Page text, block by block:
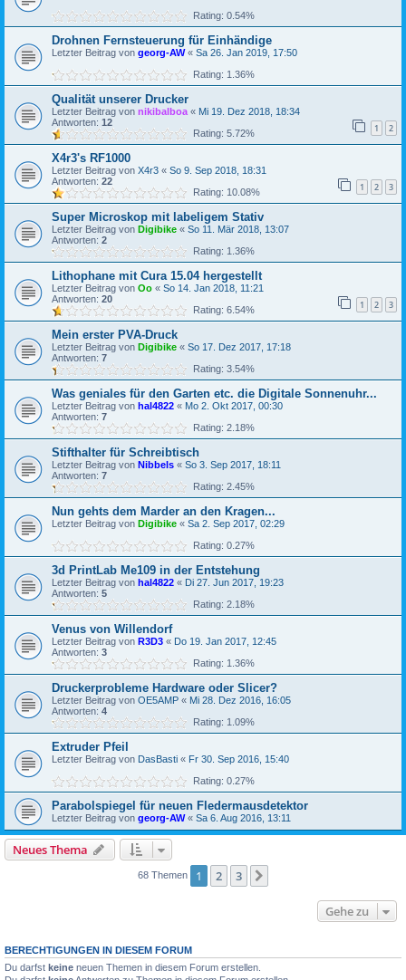
Rating: 0.54%
Drohnen Fernsteuerung für Einhändige
Letzter Beitrag von georg-AW« Sa 26. Jan 2019, 17:50
Rating: 1.36%
Qualität unserer Drucker
Letzter Beitrag von nikibalboa « Mi 19. Dez 2018, 18:34
Antworten: 12 1 2
Rating: 5.72%
X4r3's RF1000
Letzter Beitrag von X4r3 « So 9. Sep 2018, 18:31
Antworten: 22 1 2 3
Rating: 10.08%
Super Microskop mit labeligem Stativ
Letzter Beitrag von Digibike « So 11. Mär 2018, 13:07
Antworten: 2
Rating: 1.36%
Lithophane mit Cura 15.04 hergestellt
Letzter Beitrag von Oo « So 14. Jan 2018, 11:21
Antworten: 20 1 2 3
Rating: 6.54%
Mein erster PVA-Druck
Letzter Beitrag von Digibike « So 17. Dez 2017, 17:18
Antworten: 7
Rating: 3.54%
Was geniales für den Garten etc. die Digitale Sonnenuhr...
Letzter Beitrag von hal4822 « Mo 2. Okt 2017, 00:30
Antworten: 7
Rating: 2.18%
Stifthalter für Schreibtisch
Letzter Beitrag von Nibbels « So 3. Sep 2017, 18:11
Antworten: 7
Rating: 2.45%
Nun gehts dem Marder an den Kragen...
Letzter Beitrag von Digibike « Sa 2. Sep 2017, 02:29
Rating: 0.27%
3d PrintLab Me109 in der Entstehung
Letzter Beitrag von hal4822 « Di 27. Jun 2017, 19:23
Antworten: 5
Rating: 2.18%
Venus von Willendorf
Letzter Beitrag von R3D3 « Do 19. Jan 2017, 12:45
Antworten: 3
Rating: 1.36%
Druckerprobleme Hardware oder Slicer?
Letzter Beitrag von OE5AMP « Mi 28. Dez 2016, 16:05
Antworten: 4
Rating: 1.09%
Extruder Pfeil
Letzter Beitrag von DasBasti « Fr 30. Sep 2016, 15:40
Rating: 0.27%
Parabolspiegel für neuen Fledermausdetektor
Letzter Beitrag von georg-AW« Sa 6. Aug 2016, 13:11
Neues Thema
68 Themen 1 2 3
Gehe zu
BERECHTIGUNGEN IN DIESEM FORUM
Du darfst keine neuen Themen in diesem Forum erstellen.